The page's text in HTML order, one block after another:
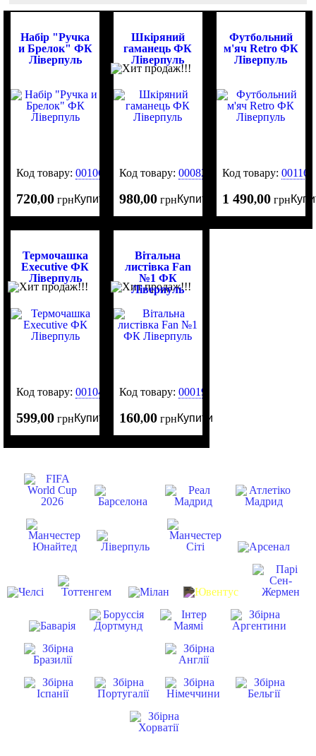
Набір "Ручка
и Брелок" ФК
Ліверпуль
Код товару:0010638
720,00 грнКупити
Шкіряний
гаманець ФК
Ліверпуль
Код товару:0008271
980,00 грнКупити
Футбольний
м'яч Retro ФК
Ліверпуль
Код товару:
1 490,00 грн
Термочашка
Executive ФК
Ліверпуль
Код товару:0010451
599,00 грнКупити
Вітальна
листівка Fan
№1 ФК
Ліверпуль
Код товару:0001912
160,00 грнКупити